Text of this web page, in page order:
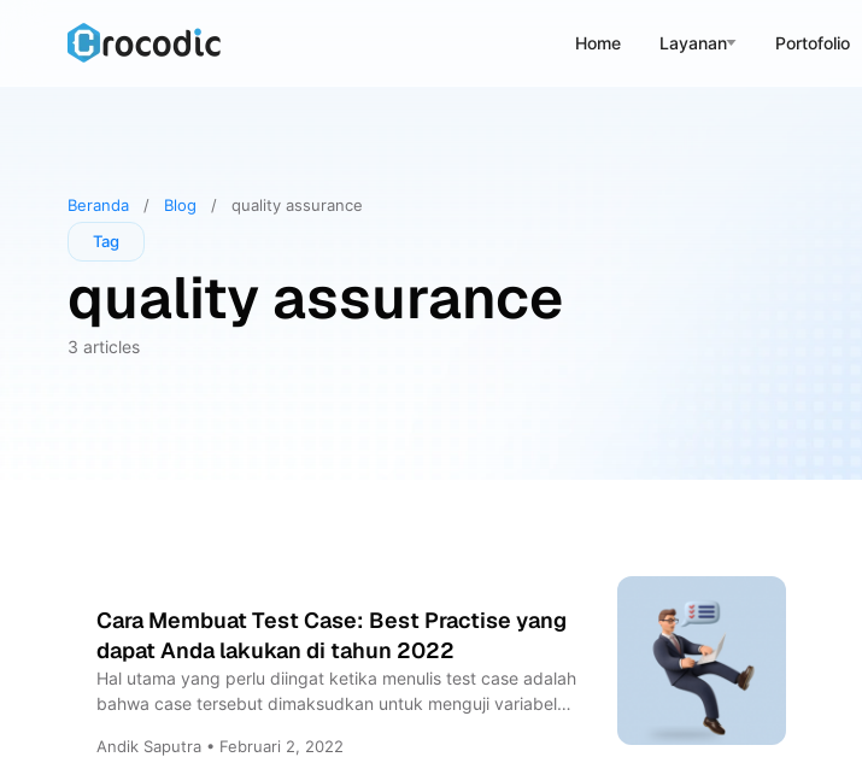
Home Layanan Portofolio
Beranda / Blog /
quality assurance
Tag
quality assurance
3 articles
Cara Membuat Test Case: Best Practise yang
dapat Anda lakukan di tahun 2022
Hal utama yang perlu diingat ketika menulis test case adalah
bahwa case tersebut dimaksudkan untuk menguji variabel
Andik Saputra • Februari 2, 2022